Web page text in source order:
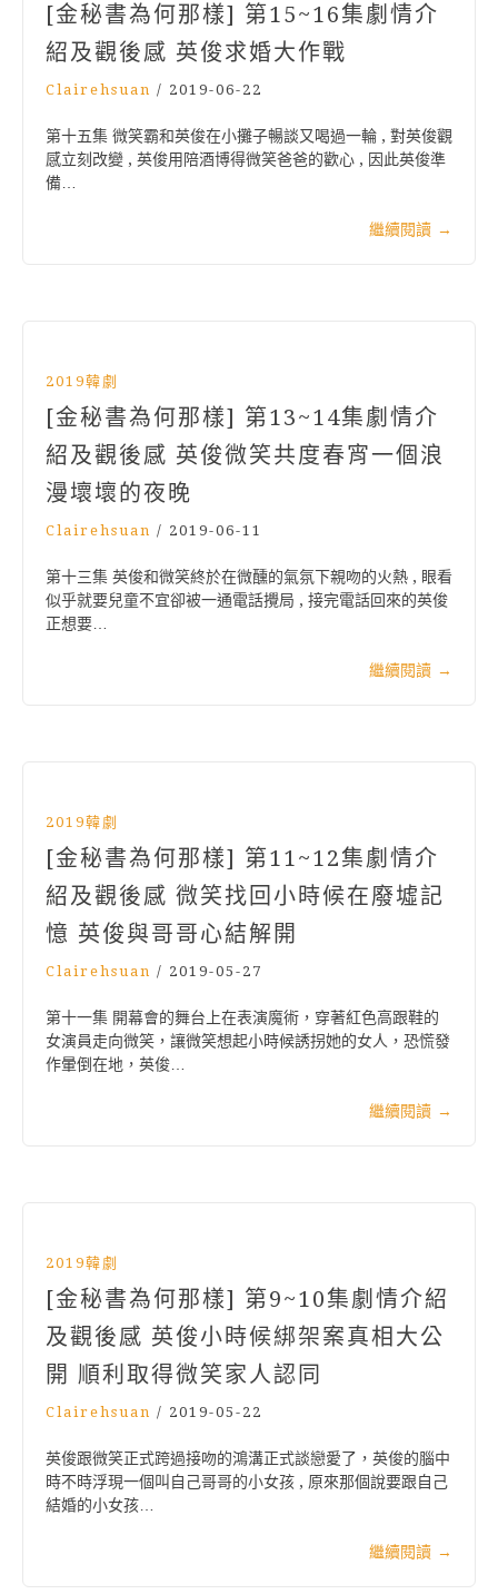
[金秘書為何那樣] 第15~16集劇情介
紹及觀後感 英俊求婚大作戰
Clairehsuan / 2019-06-22
第十五集 微笑霸和英俊在小攤子暢談又喝過一輪 , 對英俊觀
感立刻改變 , 英俊用陪酒博得微笑爸爸的歡心 , 因此英俊準
備…
繼續閱讀 →
2019韓劇
[金秘書為何那樣] 第13~14集劇情介
紹及觀後感 英俊微笑共度春宵一個浪
漫壞壞的夜晚
Clairehsuan / 2019-06-11
第十三集 英俊和微笑終於在微醺的氣氛下親吻的火熱 , 眼看
似乎就要兒童不宜卻被一通電話攪局 , 接完電話回來的英俊
正想要…
繼續閱讀 →
2019韓劇
[金秘書為何那樣] 第11~12集劇情介
紹及觀後感 微笑找回小時候在廢墟記
憶 英俊與哥哥心結解開
Clairehsuan / 2019-05-27
第十一集 開幕會的舞台上在表演魔術，穿著紅色高跟鞋的
女演員走向微笑，讓微笑想起小時候誘拐她的女人，恐慌發
作暈倒在地，英俊…
繼續閱讀 →
2019韓劇
[金秘書為何那樣] 第9~10集劇情介紹
及觀後感 英俊小時候綁架案真相大公
開 順利取得微笑家人認同
Clairehsuan / 2019-05-22
英俊跟微笑正式跨過接吻的鴻溝正式談戀愛了，英俊的腦中
時不時浮現一個叫自己哥哥的小女孩 , 原來那個說要跟自己
結婚的小女孩…
繼續閱讀 →